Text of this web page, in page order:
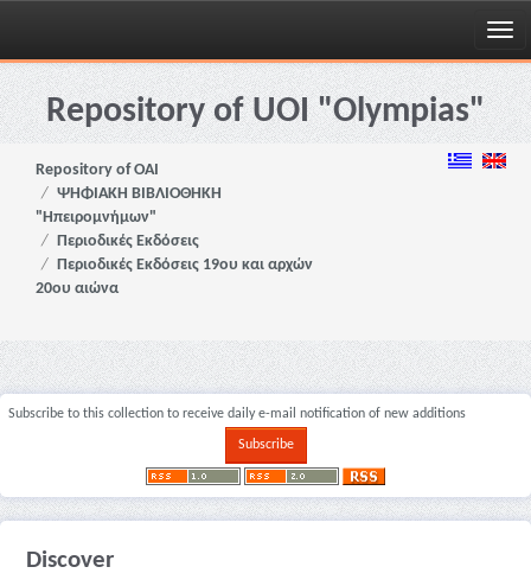
Skip
navigationRepository of UOI "Olympias"
Repository of OAI
ΨΗΦΙΑΚΗ ΒΙΒΛΙΟΘΗΚΗ
"Ηπειρομνήμων"
Περιοδικές Εκδόσεις
Περιοδικές Εκδόσεις 19ου και αρχών
20ου αιώνα
Subscribe to this collection to receive daily e-mail notification of new additions
Discover